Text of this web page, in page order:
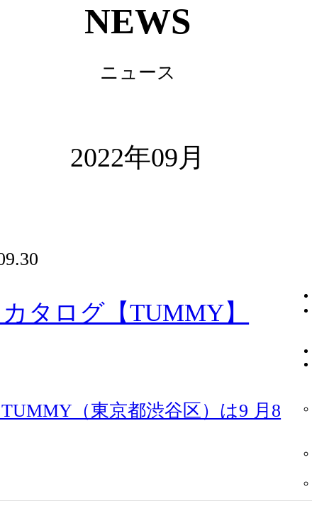
NEWS
ニュース
2022年09月
タログ【TUMMY】
（東京都渋谷区）は9 月8